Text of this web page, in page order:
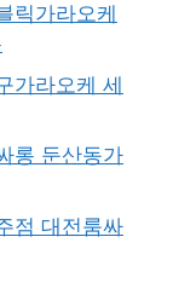
릭가라오케
가라오케 세
롱 둔산동가
점 대전룸싸